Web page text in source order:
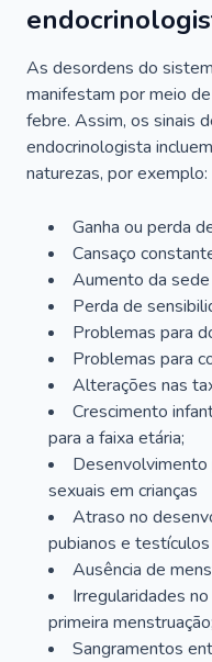
As desordens do
manifestam por meio
febre. Assim, os sinais
endocrinologista
naturezas, por exemplo:
Ganha ou perda
Cansaço
Aumento da
Perda de
Problemas para
Problemas para
Alterações nas
Crescimento
para a faixa etária;
Desenvolvimento
sexuais em crianças
Atraso no
pubianos e
Ausência de
Irregularidades
primeira menstruação;
Sangramentos